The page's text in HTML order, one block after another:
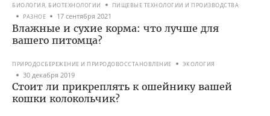
БИОЛОГИЯ, БИОТЕХНОЛОГИИ
ПИЩЕВЫЕ ТЕХНОЛОГИИ И ПРОИЗВОДСТВА
РАЗНОЕ
17 сентября 2021
Влажные и сухие корма: что лучше для
вашего питомца?
ПРИРОДОСБЕРЕЖЕНИЕ И ПРИРОДОВОССТАНОВЛЕНИЕ ЭКОЛОГИЯ
30 декабря 2019
Стоит ли прикреплять к ошейнику вашей
кошки колокольчик?